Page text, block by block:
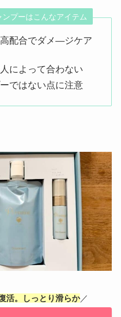
プーはこんなアイテム
配合でダメ―ジケア
によって合わない
ではない点に注意
活。しっとり滑らか／